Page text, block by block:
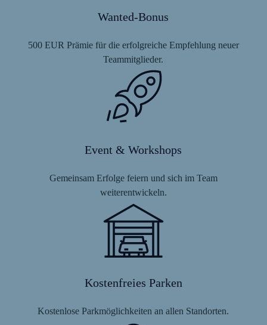
Wanted-Bonus
500 EUR Prämie für die erfolgreiche Empfehlung neuer
Teammitglieder.
Event & Workshops
Gemeinsam Erfolge feiern und sich im Team
weiterentwickeln.
Kostenfreies Parken
Kostenlose Parkmöglichkeiten an allen Standorten.